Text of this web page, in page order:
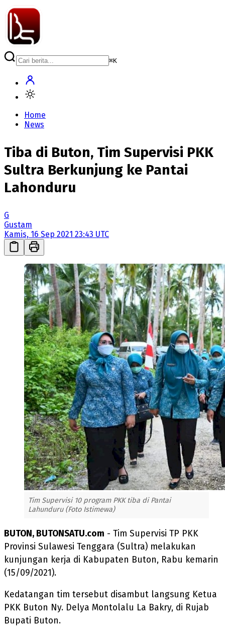
⌘K
Home
News
Tiba di Buton, Tim Supervisi PKK
Sultra Berkunjung ke Pantai
Lahonduru
G
Gustam
Kamis, 16 Sep 2021 23:43 UTC
Tim Supervisi 10 program PKK tiba di Pantai
Lahunduru (Foto Istimewa)
BUTON, BUTONSATU.com - Tim Supervisi TP PKK
Provinsi Sulawesi Tenggara (Sultra) melakukan
kunjungan kerja di Kabupaten Buton, Rabu kemarin
(15/09/2021).
Kedatangan tim tersebut disambut langsung Ketua
PKK Buton Ny. Delya Montolalu La Bakry, di Rujab
Bupati Buton.